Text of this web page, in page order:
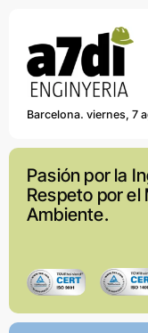
contenido
Barcelona. viernes, 7
Pasión por la
Respeto por el
Ambiente.